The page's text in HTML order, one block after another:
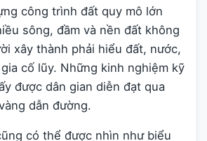
công trình đất quy mô lớn
sông, đầm và nền đất không
xây thành phải hiểu đất, nước,
cố lũy. Những kinh nghiệm kỹ
được dân gian diễn đạt qua
dẫn đường.
có thể được nhìn như biểu